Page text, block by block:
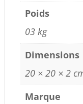
Poids
03 kg
Dimensions
20 × 20 × 2
Marque